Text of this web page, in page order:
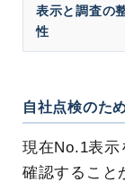
表示と調査の
性
自社点検のた
現在No.1表示
確認すること